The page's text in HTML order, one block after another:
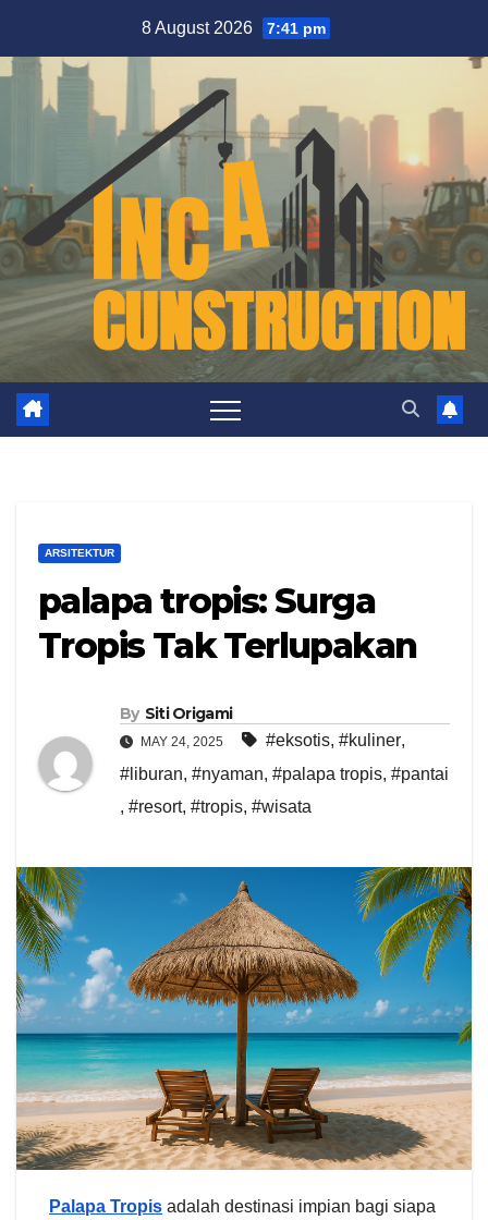
content
8 August 2026 7:41 pm
ARSITEKTUR
palapa tropis: Surga
Tropis Tak Terlupakan
By Siti Origami
MAY 24, 2025 #eksotis, #kuliner,
#liburan, #nyaman, #palapa tropis, #pantai
, #resort, #tropis, #wisata
Palapa Tropis adalah destinasi impian bagi siapa